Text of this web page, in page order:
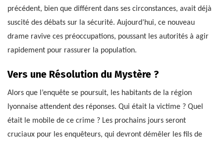
précédent, bien que différent dans ses circonstances, avait déjà
suscité des débats sur la sécurité. Aujourd’hui, ce nouveau
drame ravive ces préoccupations, poussant les autorités à agir
rapidement pour rassurer la population.
Vers une Résolution du Mystère ?
Alors que l’enquête se poursuit, les habitants de la région
lyonnaise attendent des réponses. Qui était la victime ? Quel
était le mobile de ce crime ? Les prochains jours seront
cruciaux pour les enquêteurs, qui devront démêler les fils de